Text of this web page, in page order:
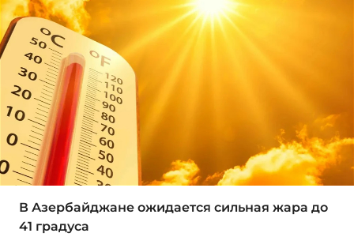
В Азербайджане ожидается сильная жара до
41 градуса